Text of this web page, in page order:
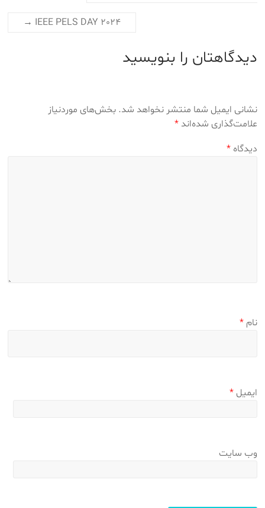
IEEE PELS DAY 2024
→
دیدگاهتان را بنویسید
نشانی ایمیل شما منتشر نخواهد شد. بخش‌های موردنیاز
علامت‌گذاری شده‌اند*
دیدگاه*
نام*
ایمیل*
وب‌ سایت